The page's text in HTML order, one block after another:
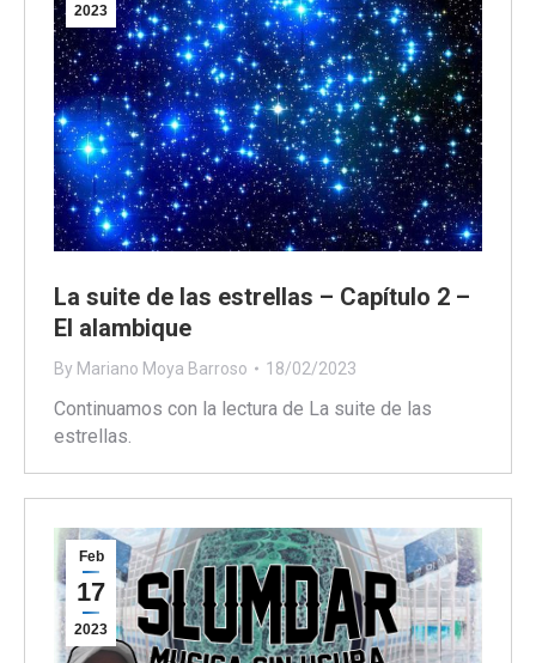
2023
La suite de las estrellas – Capítulo 2 –
El alambique
By Mariano Moya Barroso 18/02/2023
Continuamos con la lectura de La suite de las
estrellas.
Feb
17
2023